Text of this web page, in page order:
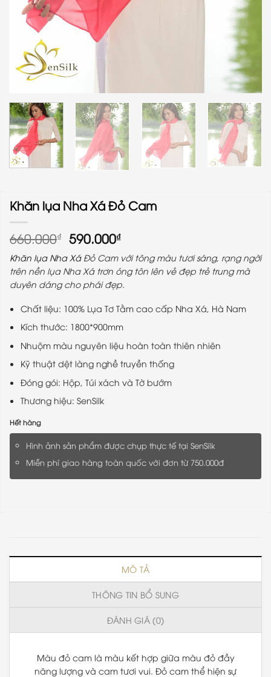
Khăn lụa Nha Xá Đỏ Cam
660.000₫ Giá
gốc
là:
660.000₫.
590.000₫Giá
hiện
tại
là:
590.000₫.
Khăn lụa Nha XáĐỏ Cam với tông màu tươi sáng, rạng ngời
trên nền lụa Nha Xá trơn óng tôn lên vẻ đẹp trẻ trung mà
duyên dáng cho phái đẹp.
Chất liệu: 100% Lụa Tơ Tằm cao cấp Nha Xá, Hà Nam
Kích thước: 1800*900mm
Nhuộm màu nguyên liệu hoàn toàn thiên nhiên
Kỹ thuật dệt làng nghề truyền thống
Đóng gói: Hộp, Túi xách và Tờ bướm
Thương hiệu: SenSilk
Hết hàng
Hình ảnh sản phẩm được chụp thực tế tại SenSilk
Miễn phí giao hàng toàn quốc với đơn từ 750.000đ
MÔ TẢ
THÔNG TIN BỔ SUNG
ĐÁNH GIÁ (0)
Màu đỏ cam là màu kết hợp giữa màu đỏ đầy
năng lượng và cam tươi vui. Đỏ cam thể hiện sự